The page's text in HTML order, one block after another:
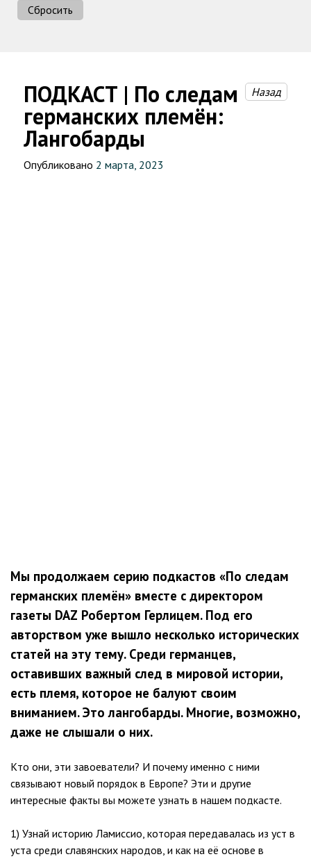
ПОДКАСТ | По следам
германских племён:
Лангобарды
Назад
Опубликовано 2 марта, 2023
Мы продолжаем серию подкастов «По следам
германских племён» вместе с директором
газеты DAZ Робертом Герлицем. Под его
авторством уже вышло несколько исторических
статей на эту тему. Среди германцев,
оставивших важный след в мировой истории,
есть племя, которое не балуют своим
вниманием. Это лангобарды. Многие, возможно,
даже не слышали о них.
Кто они, эти завоеватели? И почему именно с ними
связывают новый порядок в Европе? Эти и другие
интересные факты вы можете узнать в нашем подкасте.
1) Узнай историю Ламиссио, которая передавалась из уст в
уста среди славянских народов, и как на её основе в
Сбросить